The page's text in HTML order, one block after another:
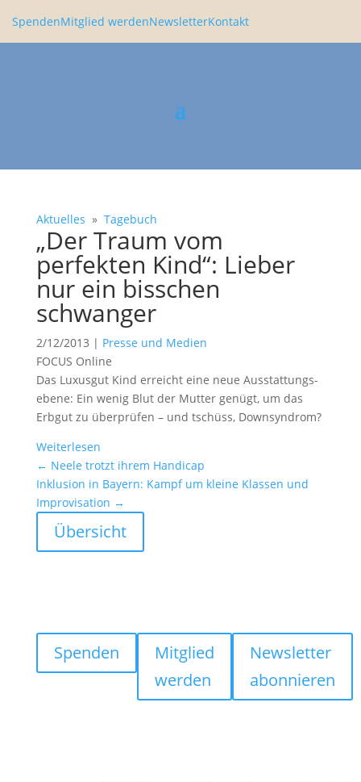
SpendenMitglied werdenNewsletterKontakt
Aktuelles » Tagebuch
„Der Traum vom
perfekten Kind“: Lieber
nur ein bisschen
schwanger
2/12/2013 | Presse und Medien
FOCUS Online
Das Luxusgut Kind erreicht eine neue Ausstat­tungs­
ebene: Ein wenig Blut der Mutter genügt, um das
Erbgut zu überprüfen – und tschüss, Downsyn­drom?
Weiter­lesen
← Neele trotzt ihrem Handicap
Inklu­sion in Bayern: Kampf um kleine Klassen und
Impro­vi­sa­tion →
Übersicht
Spenden
Mitglied
werden
Newsletter
abonnieren